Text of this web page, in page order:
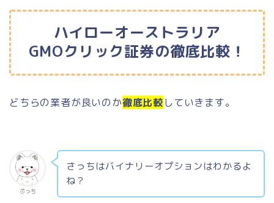
ハイローオーストラリア
GMOクリック証券の徹底比較！
どちらの業者が良いのか徹底比較していきます。
ぷっち
さっちはバイナリーオプションはわかるよ
ね？